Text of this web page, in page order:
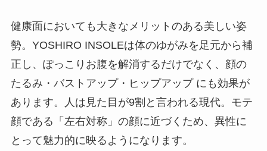
健康面においても大きなメリットのある美しい姿
勢。YOSHIRO INSOLEは体のゆがみを足元から補
正し、ぽっこりお腹を解消するだけでなく、顔の
たるみ・バストアップ・ヒップアップ にも効果が
あります。人は見た目が9割と言われる現代。モテ
顔である「左右対称」の顔に近づくため、異性に
とって魅力的に映るようになります。